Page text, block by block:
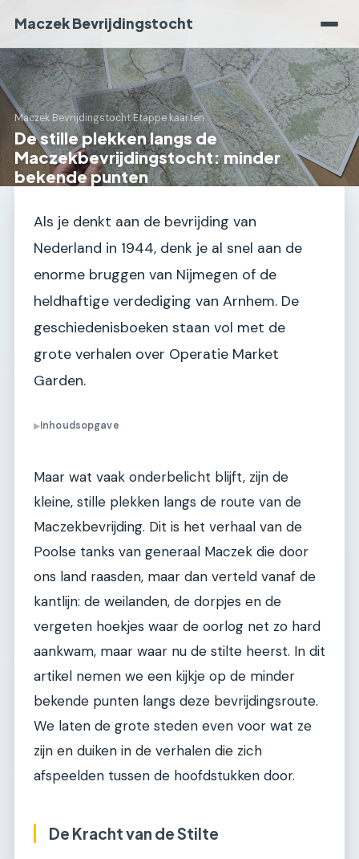
Maczek Bevrijdingstocht
Maczek Bevrijdingstocht›Etappe kaarten
De stille plekken langs de
Maczekbevrijdingstocht: minder
bekende punten
Als je denkt aan de bevrijding van
Nederland in 1944, denk je al snel aan de
enorme bruggen van Nijmegen of de
heldhaftige verdediging van Arnhem. De
geschiedenisboeken staan vol met de
grote verhalen over Operatie Market
Garden.
▶Inhoudsopgave
Maar wat vaak onderbelicht blijft, zijn de
kleine, stille plekken langs de route van de
Maczekbevrijding. Dit is het verhaal van de
Poolse tanks van generaal Maczek die door
ons land raasden, maar dan verteld vanaf de
kantlijn: de weilanden, de dorpjes en de
vergeten hoekjes waar de oorlog net zo hard
aankwam, maar waar nu de stilte heerst. In dit
artikel nemen we een kijkje op de minder
bekende punten langs deze bevrijdingsroute.
We laten de grote steden even voor wat ze
zijn en duiken in de verhalen die zich
afspeelden tussen de hoofdstukken door.
De Kracht van de Stilte